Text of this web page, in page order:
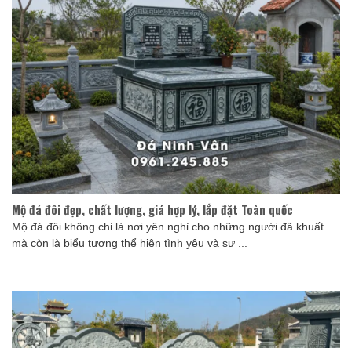
Mộ đá đôi đẹp, chất lượng, giá hợp lý, lắp đặt Toàn quốc
Mộ đá đôi không chỉ là nơi yên nghỉ cho những người đã khuất
mà còn là biểu tượng thể hiện tình yêu và sự ...